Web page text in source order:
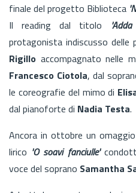
finale del progetto Biblioteca
Il reading dal titolo
protagonista indiscusso delle
Rigillo accompagnato nelle
Francesco Ciotola, dal
le coreografie del mimo di
dal pianoforte di Nadia Testa.
Ancora in ottobre un
lirico 'O soavi fanciulle'
voce del soprano Samantha